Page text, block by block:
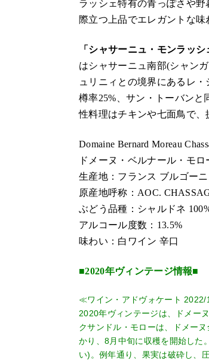
ラッシェ特有の青っぽさや
際立つ上品でエレガントな味
「シャサーニュ・モンラッシ
はシャサーニュ南部(シャン
ュリニィとの境界にあるレ
樽率25%、サン・トーバンと
性料理はチキンや七面鳥で、
Domaine Bernard Moreau
ドメーヌ・ベルナール・モ
生産地：フランス ブルゴー
原産地呼称：AOC.
ぶどう品種：シャルドネ
アルコール度数：13.5%
味わい：白ワイン 辛口
■2020年ヴィンテージ情報■
≪ワイン・アドヴォケート
2020年ヴィンテージは、ドメー
クサンドル・モローは、ドメー
かり、8月中旬に収穫を開始した
い)。例年通り、果実は破砕し、